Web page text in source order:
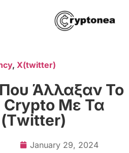
, X(twitter)
Άλλαξαν Το
Crypto Με Τα
(Τwitter)
January 29, 2024